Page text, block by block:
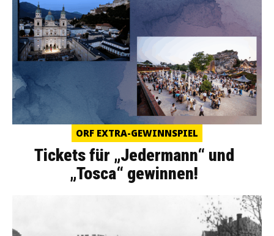
ORF EXTRA-GEWINNSPIEL
Tickets für „Jedermann“ und
„Tosca“ gewinnen!